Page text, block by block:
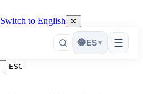
Switch to English ✕
☰
🌐 ES ▾
ESC